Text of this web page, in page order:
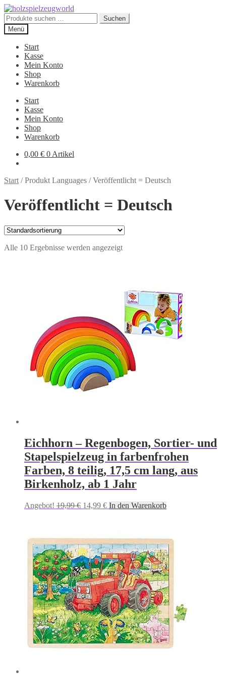
Zur
Navigation
springen
Zum
Inhalt
springen
Suchen
nach:
Suchen
Menü
Start
Kasse
Mein Konto
Shop
Warenkorb
Start
Kasse
Mein Konto
Shop
Warenkorb
0,00 € 0 Artikel
Start /Produkt Languages /Veröffentlicht = Deutsch
Veröffentlicht = Deutsch
Alle 10 Ergebnisse werden angezeigt
Eichhorn – Regenbogen, Sortier- und
Stapelspielzeug in farbenfrohen
Farben, 8 teilig, 17,5 cm lang, aus
Birkenholz, ab 1 Jahr
Angebot! 19,99€ Ursprünglicher
14,99 €Aktueller
In den Warenkorb